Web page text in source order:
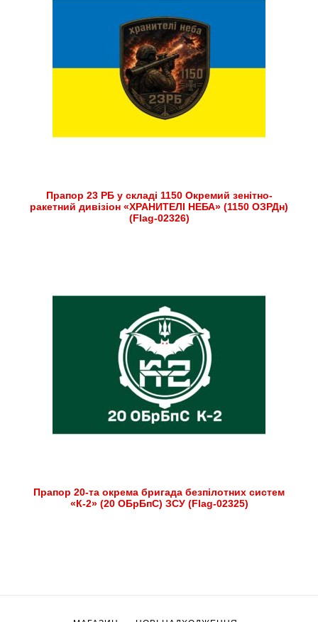
Прапор 23 РБ у складі 1150 Окремий зенітно-
ракетний дивізіон «ХРАНИТЕЛІ НЕБА» (1150 ОЗРДн)
(Flag-02326)
Прапор 20-та окрема бригада безпілотних систем
«К-2» (20 ОБрБпС) ЗСУ (Flag-02325)